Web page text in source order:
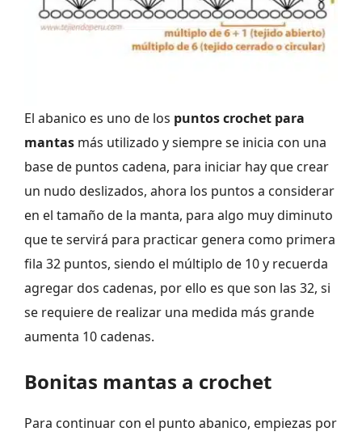
El abanico es uno de los puntos crochet para
mantas más utilizado y siempre se inicia con una
base de puntos cadena, para iniciar hay que crear
un nudo deslizados, ahora los puntos a considerar
en el tamaño de la manta, para algo muy diminuto
que te servirá para practicar genera como primera
fila 32 puntos, siendo el múltiplo de 10 y recuerda
agregar dos cadenas, por ello es que son las 32, si
se requiere de realizar una medida más grande
aumenta 10 cadenas.
Bonitas mantas a crochet
Para continuar con el punto abanico, empiezas por